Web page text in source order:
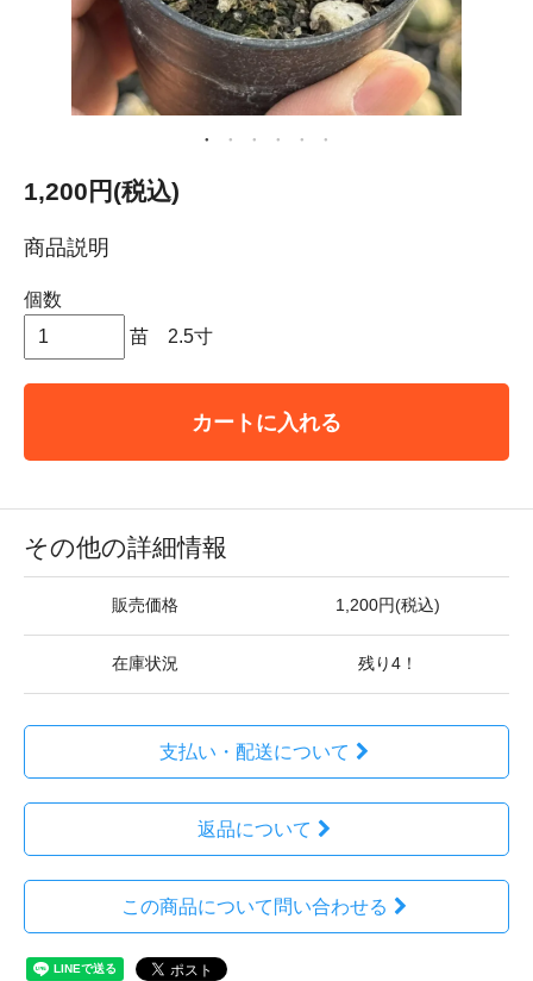
1,200円(税込)
商品説明
個数
苗 2.5寸
カートに入れる
その他の詳細情報
販売価格 1,200円(税込)
在庫状況 残り4！
支払い・配送について
返品について
この商品について問い合わせる